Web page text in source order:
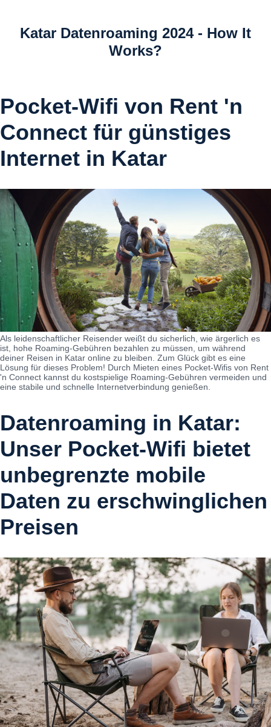
Katar Datenroaming 2024 - How It
Works?
Pocket-Wifi von Rent 'n
Connect für günstiges
Internet in Katar
Als leidenschaftlicher Reisender weißt du sicherlich, wie ärgerlich es
ist, hohe Roaming-Gebühren bezahlen zu müssen, um während
deiner Reisen in Katar online zu bleiben. Zum Glück gibt es eine
Lösung für dieses Problem! Durch Mieten eines Pocket-Wifis von Rent
'n Connect kannst du kostspielige Roaming-Gebühren vermeiden und
eine stabile und schnelle Internetverbindung genießen.
Datenroaming in Katar:
Unser Pocket-Wifi bietet
unbegrenzte mobile
Daten zu erschwinglichen
Preisen